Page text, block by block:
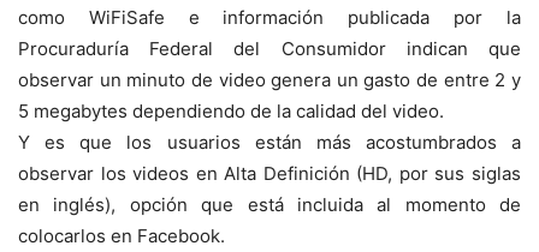
como WiFiSafe e información publicada por la
Procuraduría Federal del Consumidor indican que
observar un minuto de video genera un gasto de entre 2 y
5 megabytes dependiendo de la calidad del video.
Y es que los usuarios están más acostumbrados a
observar los videos en Alta Definición (HD, por sus siglas
en inglés), opción que está incluida al momento de
colocarlos en Facebook.